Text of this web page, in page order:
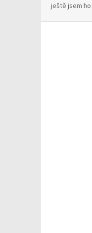
ještě jsem